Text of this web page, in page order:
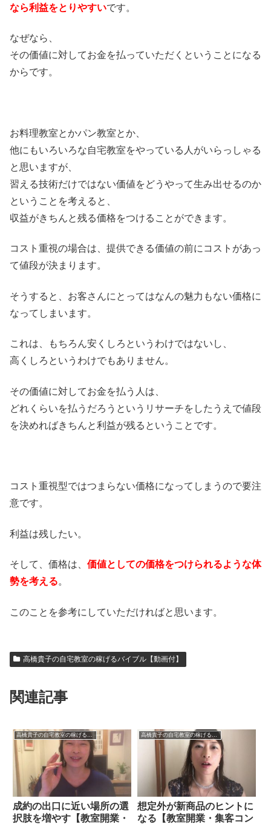
なら利益をとりやすいです。
なぜなら、
その価値に対してお金を払っていただくということになる
からです。
お料理教室とかパン教室とか、
他にもいろいろな自宅教室をやっている人がいらっしゃる
と思いますが、
習える技術だけではない価値をどうやって生み出せるのか
ということを考えると、
収益がきちんと残る価格をつけることができます。
コスト重視の場合は、提供できる価値の前にコストがあっ
て値段が決まります。
そうすると、お客さんにとってはなんの魅力もない価格に
なってしまいます。
これは、もちろん安くしろというわけではないし、
高くしろというわけでもありません。
その価値に対してお金を払う人は、
どれくらいを払うだろうというリサーチをしたうえで値段
を決めればきちんと利益が残るということです。
コスト重視型ではつまらない価格になってしまうので要注
意です。
利益は残したい。
そして、価格は、 価値としての価格をつけられるような体
勢を考える。
このことを参考にしていただければと思います。
高橋貴子の自宅教室の稼げるバイブル【動画付】
関連記事
高橋貴子の自宅教室の稼げるバイブル【動画付】
成約の出口に近い場所の選
択肢を増やす【教室開業・
高橋貴子の自宅教室の稼げるバイブル【動画付】
想定外が新商品のヒントに
なる【教室開業・集客コン